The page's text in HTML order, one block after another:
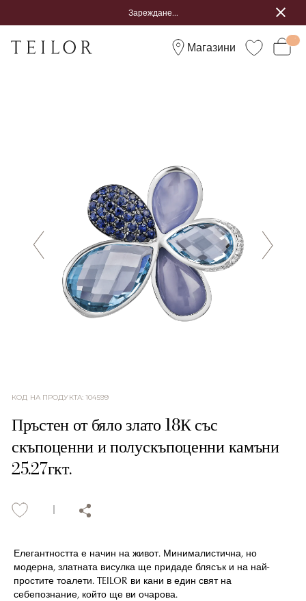
Зареждане...
Магазини
КОД НА ПРОДУКТА:104599
Пръстен от бяло злато 18К със
скъпоценни и полускъпоценни камъни
25.27гкт.
Елегантността е начин на живот. Минималистична, но
модерна, златната висулка ще придаде блясък и на най-
простите тоалети. TEILOR ви кани в един свят на
себепознание, който ще ви очарова.